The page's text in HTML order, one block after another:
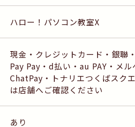
ハロー！パソコン教室X
現金・クレジットカード・銀聯
Pay Pay・d払い・au PAY・メ
ChatPay・トナリエつくばス
は店舗へご確認ください
あり